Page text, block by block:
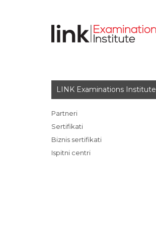
LINK Examinations Institute
Partneri
Sertifikati
Biznis sertifikati
Ispitni centri